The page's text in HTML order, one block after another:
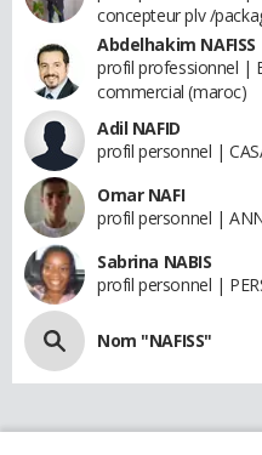
concepteur plv /
Abdelhakim NAFISS
profil professionnel |
commercial (maroc)
Adil NAFID
profil personnel |
Omar NAFI
profil personnel |
Sabrina NABIS
profil personnel |
Nom "NAFISS"